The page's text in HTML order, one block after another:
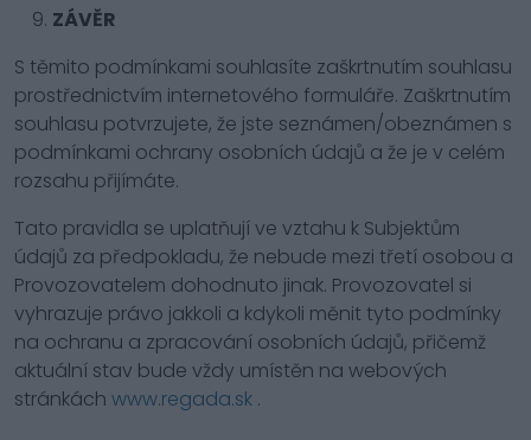
ZÁVĚR
S těmito podmínkami souhlasíte zaškrtnutím souhlasu
prostřednictvím internetového formuláře. Zaškrtnutím
souhlasu potvrzujete, že jste seznámen/obeznámen s
podmínkami ochrany osobních údajů a že je v celém
rozsahu přijímáte.
Tato pravidla se uplatňují ve vztahu k Subjektům
údajů za předpokladu, že nebude mezi třetí osobou a
Provozovatelem dohodnuto jinak. Provozovatel si
vyhrazuje právo jakkoli a kdykoli měnit tyto podmínky
na ochranu a zpracování osobních údajů, přičemž
aktuální stav bude vždy umístěn na webových
stránkách www.regada.sk .